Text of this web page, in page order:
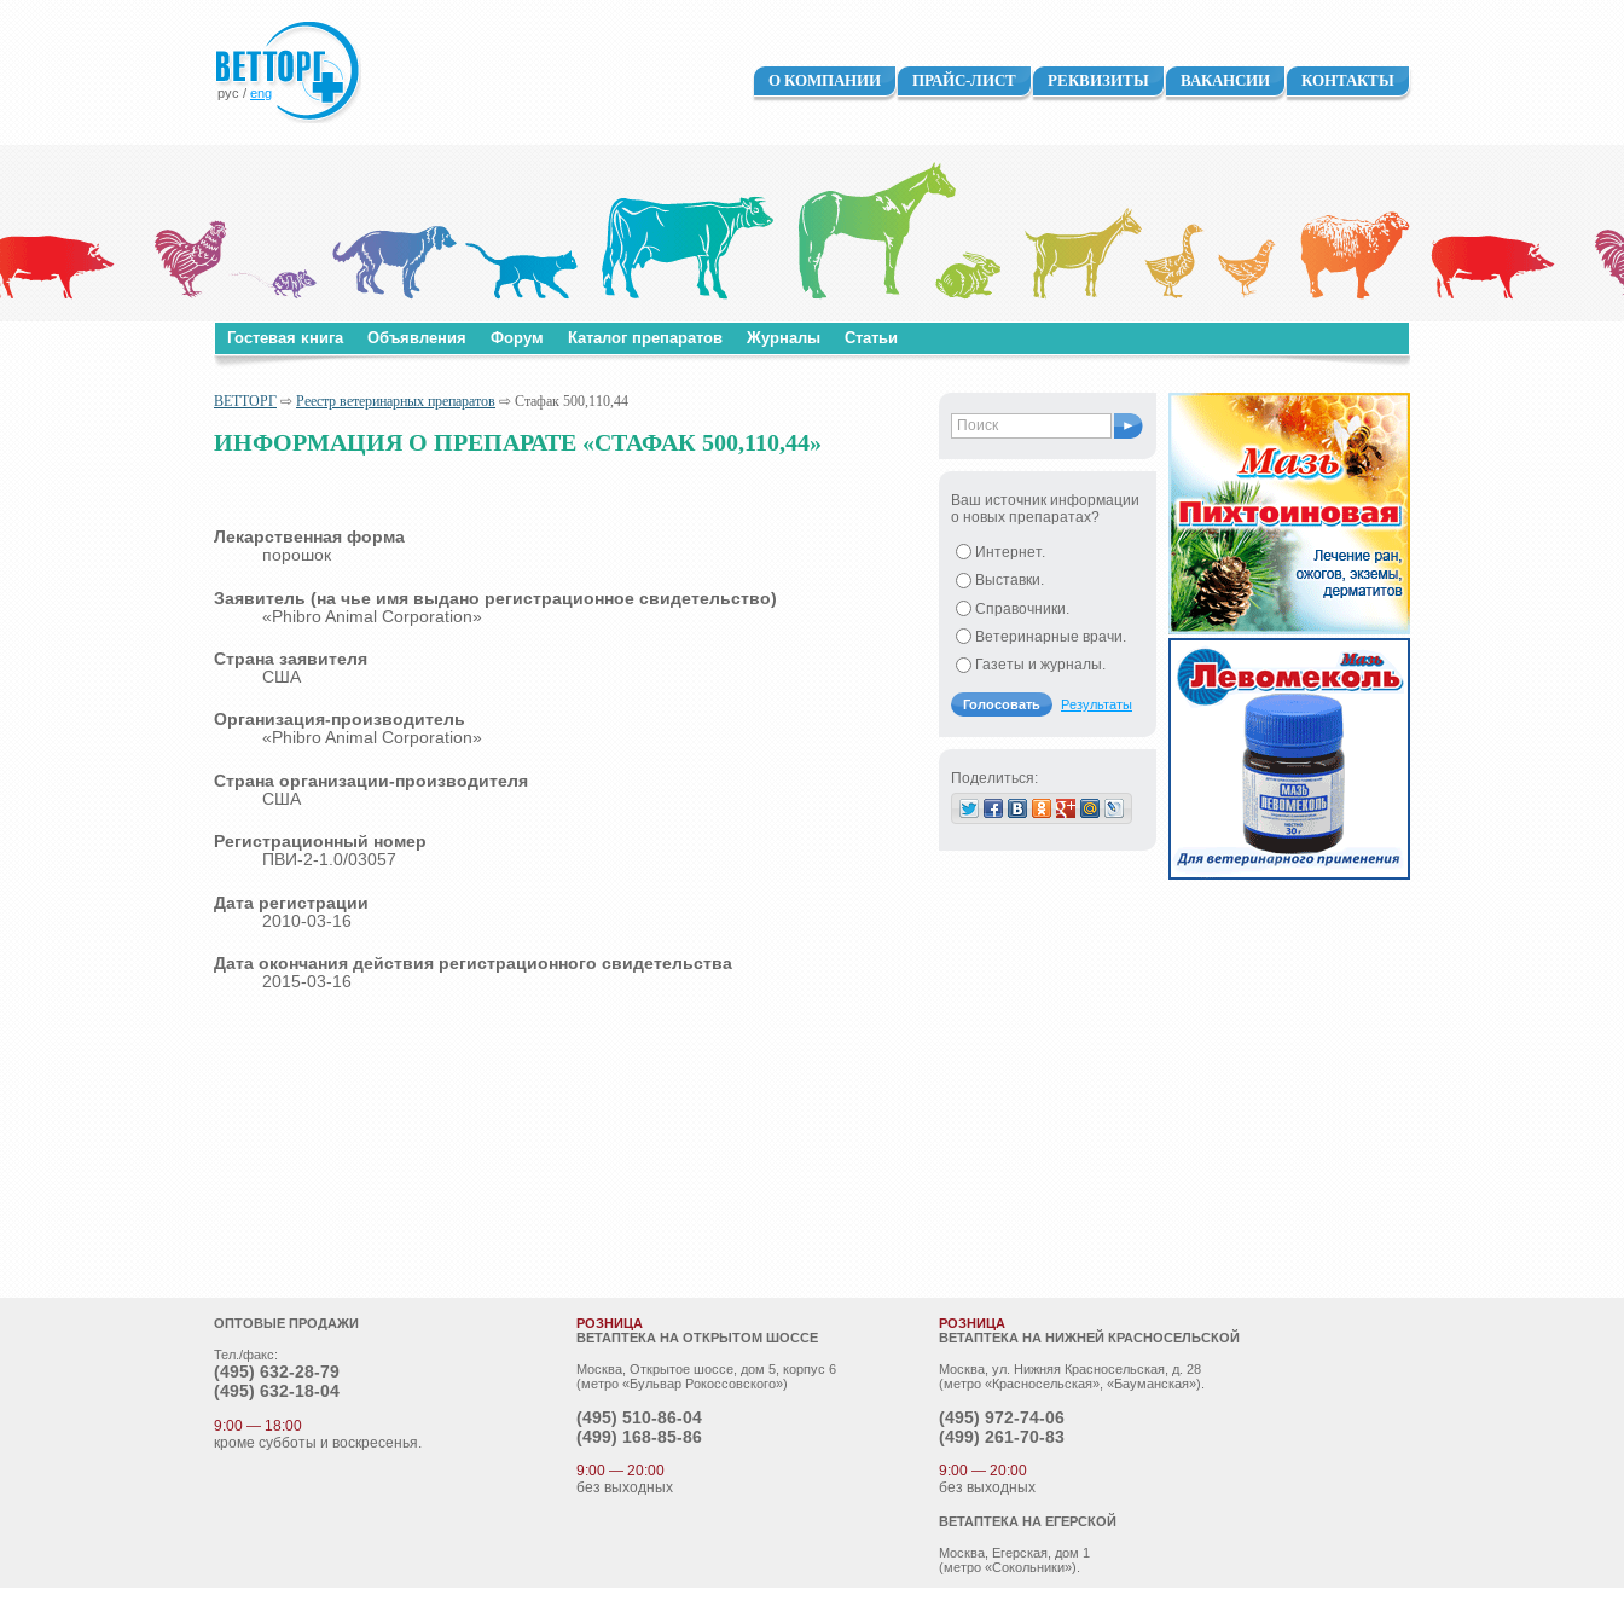
рус / eng
О КОМПАНИИ ПРАЙС-ЛИСТ РЕКВИЗИТЫ ВАКАНСИИ КОНТАКТЫ
Гостевая книга Объявления Форум Каталог препаратов Журналы Статьи
ВЕТТОРГ ⇨ Реестр ветеринарных препаратов ⇨ Стафак 500,110,44
ИНФОРМАЦИЯ О ПРЕПАРАТЕ «СТАФАК 500,110,44»
Лекарственная форма
порошок
Заявитель (на чье имя выдано регистрационное свидетельство)
«Phibro Animal Corporation»
Страна заявителя
США
Организация-производитель
«Phibro Animal Corporation»
Страна организации-производителя
США
Регистрационный номер
ПВИ-2-1.0/03057
Дата регистрации
2010-03-16
Дата окончания действия регистрационного свидетельства
2015-03-16
Ваш источник информации
о новых препаратах?
Интернет.
Выставки.
Справочники.
Ветеринарные врачи.
Газеты и журналы.
Результаты
Поделиться:
ОПТОВЫЕ ПРОДАЖИ
Тел./факс:
(495) 632-28-79
(495) 632-18-04
9:00 — 18:00
кроме субботы и воскресенья.
РОЗНИЦА
ВЕТАПТЕКА НА ОТКРЫТОМ ШОССЕ
Москва, Открытое шоссе, дом 5, корпус 6
(метро «Бульвар Рокоссовского»)
(495) 510-86-04
(499) 168-85-86
9:00 — 20:00
без выходных
РОЗНИЦА
ВЕТАПТЕКА НА НИЖНЕЙ КРАСНОСЕЛЬСКОЙ
Москва, ул. Нижняя Красносельская, д. 28
(метро «Красносельская», «Бауманская»).
(495) 972-74-06
(499) 261-70-83
9:00 — 20:00
без выходных
ВЕТАПТЕКА НА ЕГЕРСКОЙ
Москва, Егерская, дом 1
(метро «Сокольники»).